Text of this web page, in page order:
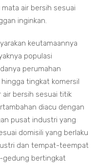
air bersih sesuai
inginkan.
keutamaannya
populasi
perumahan
tingkat komersil
bersih sesuai titik
diacu dengan
pusat industri yang
domisili yang berlaku
dan tempat-teempat
gedung bertingkat